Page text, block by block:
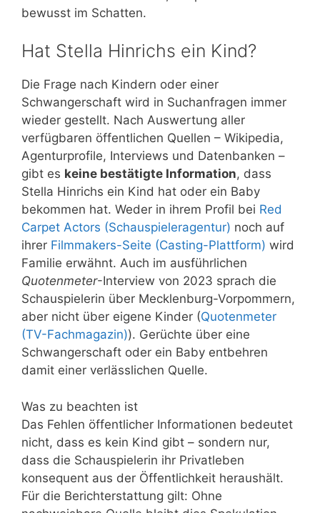
bewusst im Schatten.
Hat Stella Hinrichs ein Kind?
Die Frage nach Kindern oder einer
Schwangerschaft wird in Suchanfragen immer
wieder gestellt. Nach Auswertung aller
verfügbaren öffentlichen Quellen – Wikipedia,
Agenturprofile, Interviews und Datenbanken –
gibt es keine bestätigte Information, dass
Stella Hinrichs ein Kind hat oder ein Baby
bekommen hat. Weder in ihrem Profil bei Red
Carpet Actors (Schauspieleragentur) noch auf
ihrer Filmmakers-Seite (Casting-Plattform) wird
Familie erwähnt. Auch im ausführlichen
Quotenmeter-Interview von 2023 sprach die
Schauspielerin über Mecklenburg-Vorpommern,
aber nicht über eigene Kinder (Quotenmeter
(TV-Fachmagazin)). Gerüchte über eine
Schwangerschaft oder ein Baby entbehren
damit einer verlässlichen Quelle.
Was zu beachten ist
Das Fehlen öffentlicher Informationen bedeutet
nicht, dass es kein Kind gibt – sondern nur,
dass die Schauspielerin ihr Privatleben
konsequent aus der Öffentlichkeit heraushält.
Für die Berichterstattung gilt: Ohne